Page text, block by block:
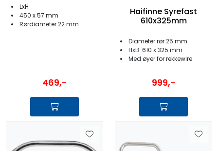
LxH
450 x 57 mm
Rørdiameter 22 mm
469,-
Haifinne Syrefast
610x325mm
Diameter rør 25 mm
HxB: 610 x 325 mm
Med øyer for rekkewire
999,-